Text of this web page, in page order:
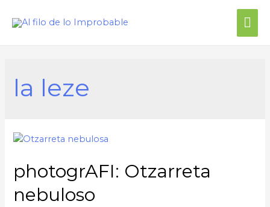
la leze
photogrAFI: Otzarreta
nebuloso